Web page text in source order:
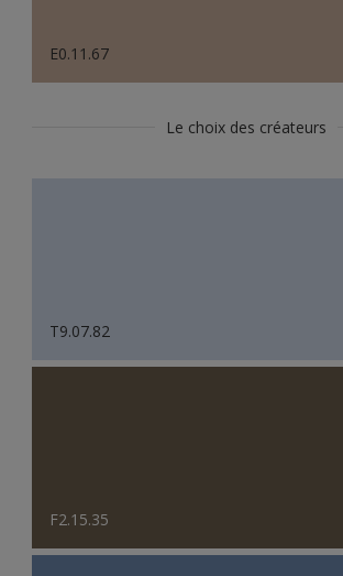
E0.11.67
Le choix des créateurs
T9.07.82
F2.15.35